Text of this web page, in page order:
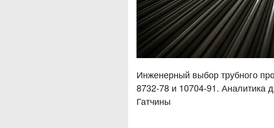
Инженерный выбор трубного
8732-78 и 10704-91. Аналитика
Гатчины